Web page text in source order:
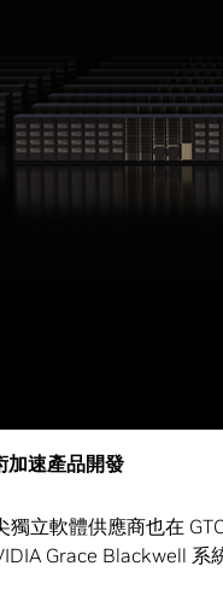
支援歐洲製造商的工
DGX™ B200 和
先軟體供應商的
NVIDIA
加速產品開發
立軟體供應商也在
Grace Blackwell